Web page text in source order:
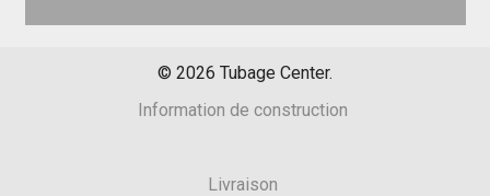
© 2026 Tubage Center.
Information de construction
Livraison